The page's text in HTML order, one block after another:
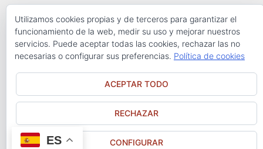
ES
Utilizamos cookies propias y de terceros para garantizar el
funcionamiento de la web, medir su uso y mejorar nuestros
servicios. Puede aceptar todas las cookies, rechazar las no
necesarias o configurar sus preferencias. Política de cookies
ACEPTAR TODO
RECHAZAR
CONFIGURAR